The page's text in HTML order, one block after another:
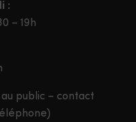
:
– 19h
public – contact